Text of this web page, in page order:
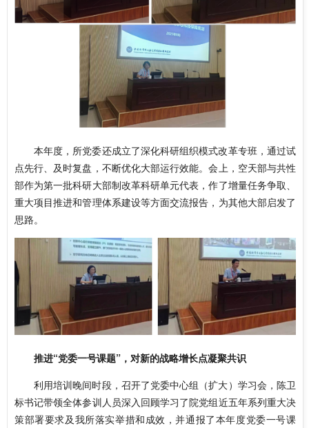
本年度，所党委还成立了深化科研组织模式改革专班，通过试
点先行、及时复盘，不断优化大部运行效能。会上，空天部与共性
部作为第一批科研大部制改革科研单元代表，作了增量任务争取、
重大项目推进和管理体系建设等方面交流报告，为其他大部启发了
思路。
推进“党委一号课题”，对新的战略增长点凝聚共识
利用培训晚间时段，召开了党委中心组（扩大）学习会，陈卫
标书记带领全体参训人员深入回顾学习了院党组近五年系列重大决
策部署要求及我所落实举措和成效，并通报了本年度党委一号课